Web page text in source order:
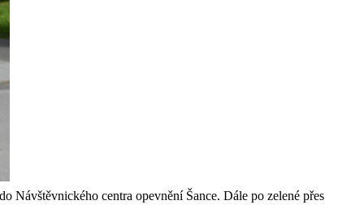
Návštěvnického centra opevnění Šance. Dále po zelené přes